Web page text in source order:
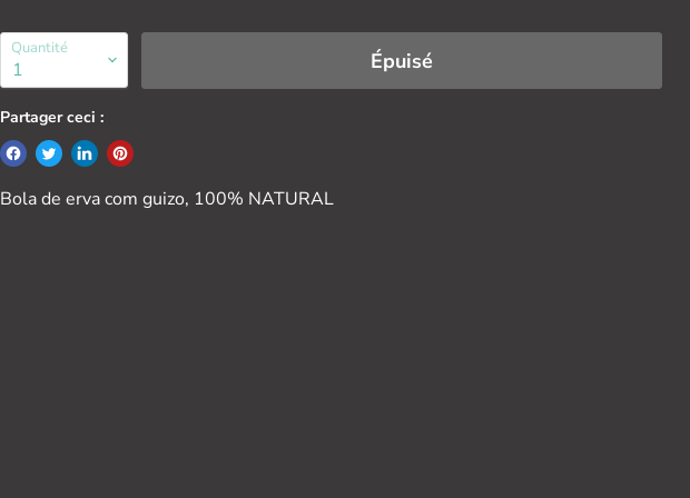
Quantité Épuisé
Partager ceci :
Bola de erva com guizo, 100% NATURAL